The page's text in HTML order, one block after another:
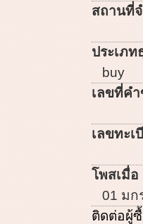
สถานที่
ประเภท
buy
เลขที่ค
เลขทะเ
โพสเมื่อ
01 มก
ติดต่อผู้